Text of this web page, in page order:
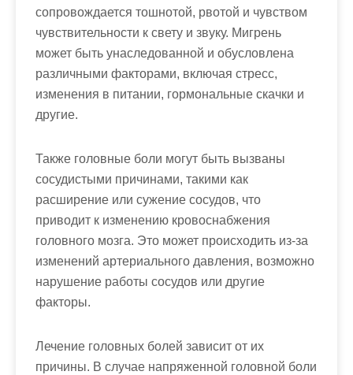
сопровождается тошнотой, рвотой и чувством
чувствительности к свету и звуку. Мигрень
может быть унаследованной и обусловлена
различными факторами, включая стресс,
изменения в питании, гормональные скачки и
другие.
Также головные боли могут быть вызваны
сосудистыми причинами, такими как
расширение или сужение сосудов, что
приводит к изменению кровоснабжения
головного мозга. Это может происходить из-за
изменений артериального давления, возможно
нарушение работы сосудов или другие
факторы.
Лечение головных болей зависит от их
причины. В случае напряженной головной боли